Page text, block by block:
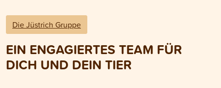
Die Jüstrich Gruppe
EIN ENGAGIERTES TEAM FÜR
DICH UND DEIN TIER